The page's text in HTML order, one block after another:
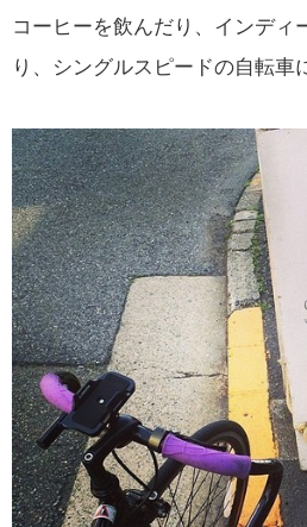
コーヒーを飲んだり、インディ
り、シングルスピードの自転車